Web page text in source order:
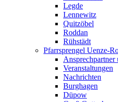
Legde
Lennewitz
Quitzöbel
Roddan
Rühstädt
Pfarrsprengel Uenze-
Ansprechpartner
Veranstaltungen
Nachrichten
Burghagen
Düpow